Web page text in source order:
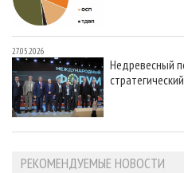
27.05.2026
Недревесный
РЕКОМЕНДУЕМЫЕ НОВОСТИ